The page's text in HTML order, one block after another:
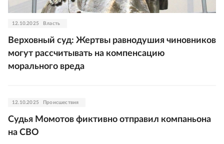
12.10.2025 Власть
Верховный суд: Жертвы равнодушия чиновников
могут рассчитывать на компенсацию
морального вреда
12.10.2025 Происшествия
Судья Момотов фиктивно отправил компаньона
на СВО